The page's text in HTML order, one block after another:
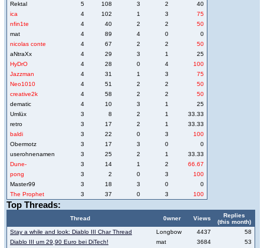
Rektal
5 108 3 2
40
ica
4 102 1 3
75
nfin1te
4 40 2 2
50
mat
4 89 4 0
0
nicolas conte
4 67 2 2
50
aNtraXx
4 29 3 1
25
HyDrO
4 28 0 4
100
Jazzman
4 31 1 3
75
Neo1010
4 51 2 2
50
creative2k
4 58 2 2
50
dematic
4 10 3 1
25
Umlüx
3 8 2 1
33.33
retro
3 17 2 1
33.33
baldi
3 22 0 3
100
Obermotz
3 17 3 0
0
userohnenamen
3 25 2 1
33.33
Dune-
3 14 1 2
66.67
pong
3 2 0 3
100
Master99
3 18 3 0
0
The Prophet
3 37 0 3 100
Top Threads:
Thread 0wner Views
Replies
(this month)
Stay a while and look: Diablo III Char Thread
Longbow 4437
58
Diablo III um 29,90 Euro bei DiTech!
mat 3684
53